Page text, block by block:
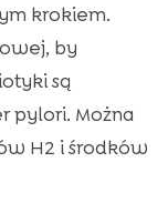
krokiem.
by
są
pylori. Można
H2 i środków